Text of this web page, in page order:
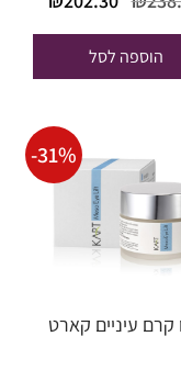
₪238.00.
הוספה לסל
-31%
קרם עיניים קארט